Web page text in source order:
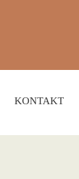
KONTAKT